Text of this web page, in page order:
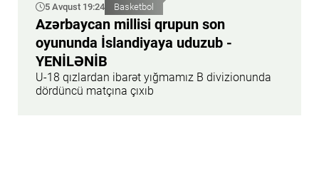
5 Avqust 19:24 Basketbol
Azərbaycan millisi qrupun son
oyununda İslandiyaya uduzub -
YENİLƏNİB
U-18 qızlardan ibarət yığmamız B divizionunda
dördüncü matçına çıxıb